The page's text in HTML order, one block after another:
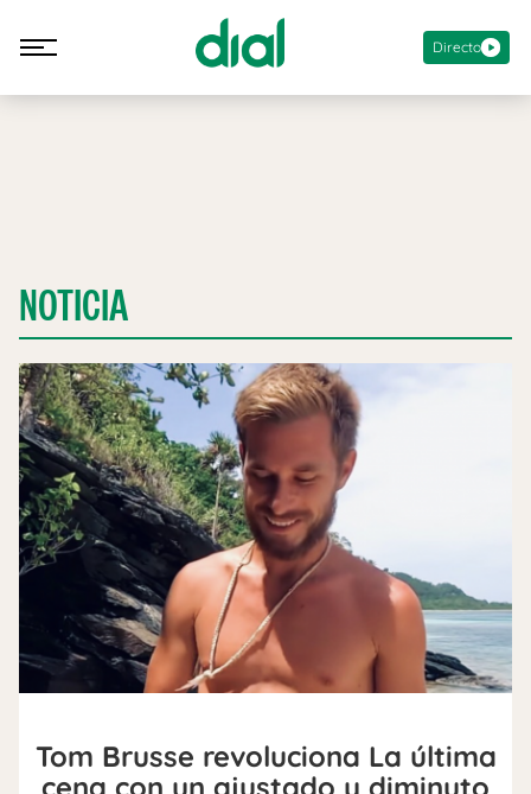
Directo
NOTICIA
Tom Brusse revoluciona La última
cena con un ajustado y diminuto